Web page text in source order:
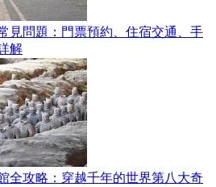
見問題：門票預約、住宿交通、手
解
全攻略：穿越千年的世界第八大奇